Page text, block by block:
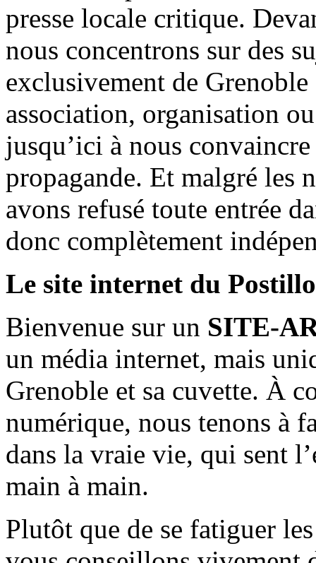
presse locale critique.
nous concentrons sur des
exclusivement de
association, organisation
jusqu’ici à nous
propagande. Et malgré les
avons refusé toute entrée
donc complètement
Le site internet du
Bienvenue sur un SITE-
un média internet, mais
Grenoble et sa cuvette. À
numérique, nous tenons à
dans la vraie vie, qui sent
main à main.
Plutôt que de se fatiguer